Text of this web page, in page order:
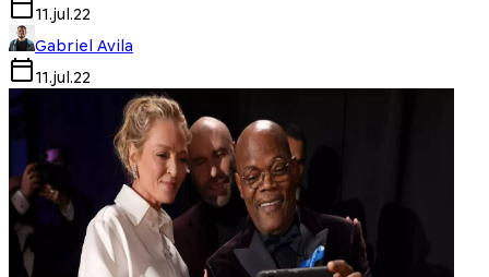
11.jul.22
Gabriel Avila
11.jul.22